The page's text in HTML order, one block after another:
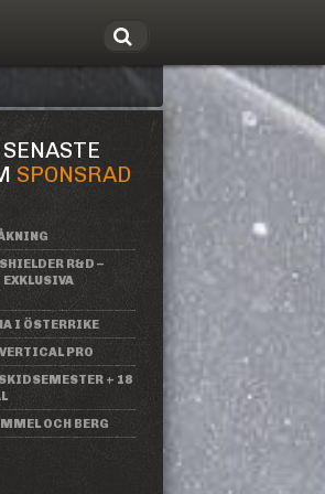
SPONSRAD
R&D –
I ÖSTERRIKE
PRO
+ 18
OCH BERG